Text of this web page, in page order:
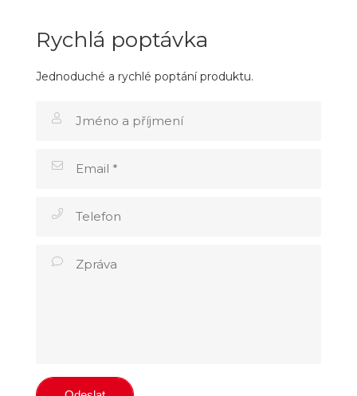
Rychlá poptávka
Jednoduché a rychlé poptání produktu.